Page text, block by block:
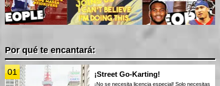
Por qué te encantará:
01 ¡Street Go-Karting!
¡No se necesita licencia especial! Solo necesitas